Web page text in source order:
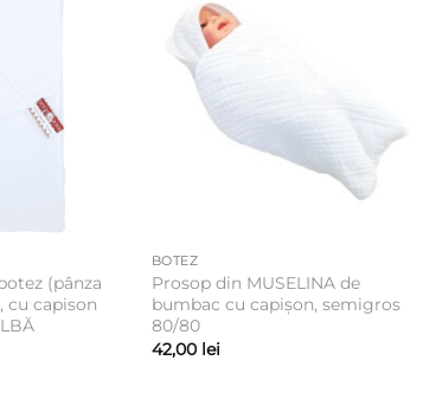
(pânza
cu capison
BOTEZ
Prosop din MUSELINA de
bumbac cu capișon, semigros
80/80
42,00 lei